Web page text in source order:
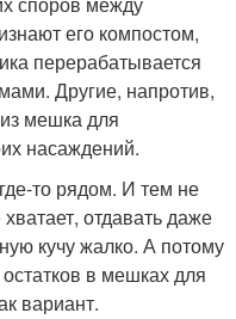
его компостом,
перерабатывается
Другие, напротив,
мешка для
насаждений.
то рядом. И тем не
отдавать даже
кучу жалко. А потому
в мешках для
вариант.